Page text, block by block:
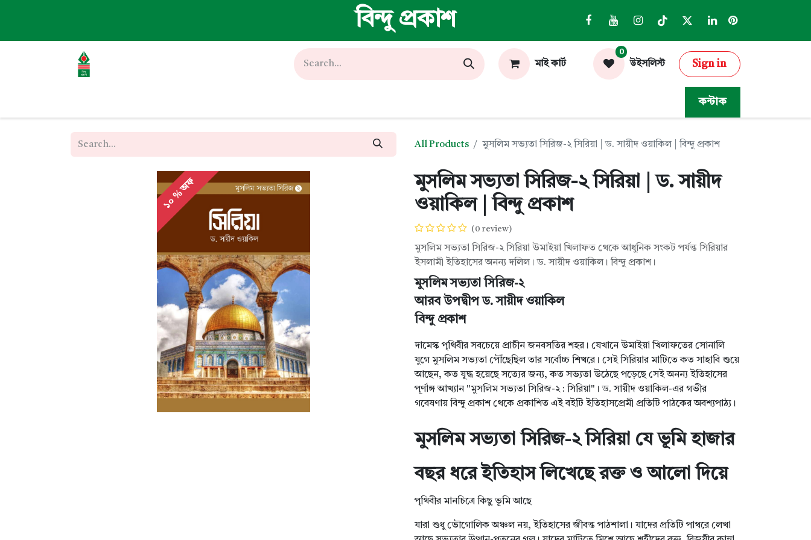
বিন্দু প্রকাশ
মাই কার্ট
0
উইসলিস্ট Sign in
কন্টাক
All Products মুসলিম সভ্যতা সিরিজ-২ সিরিয়া | ড. সায়ীদ ওয়াকিল | বিন্দু প্রকাশ
১০ % অফ
মুসলিম সভ্যতা সিরিজ-২ সিরিয়া | ড. সায়ীদ
ওয়াকিল | বিন্দু প্রকাশ
(0 review)
মুসলিম সভ্যতা সিরিজ-২ সিরিয়া উমাইয়া খিলাফত থেকে আধুনিক সংকট পর্যন্ত সিরিয়ার
ইসলামী ইতিহাসের অনন্য দলিল। ড. সায়ীদ ওয়াকিল। বিন্দু প্রকাশ।
মুসলিম সভ্যতা সিরিজ-২
আরব উপদ্বীপ ড. সায়ীদ ওয়াকিল
বিন্দু প্রকাশ
দামেস্ক পৃথিবীর সবচেয়ে প্রাচীন জনবসতির শহর। যেখানে উমাইয়া খিলাফতের সোনালি
যুগে মুসলিম সভ্যতা পৌঁছেছিল তার সর্বোচ্চ শিখরে। সেই সিরিয়ার মাটিতে কত সাহাবি শুয়ে
আছেন, কত যুদ্ধ হয়েছে সত্যের জন্য, কত সভ্যতা উঠেছে পড়েছে সেই অনন্য ইতিহাসের
পূর্ণাঙ্গ আখ্যান "মুসলিম সভ্যতা সিরিজ-২ : সিরিয়া"। ড. সায়ীদ ওয়াকিল-এর গভীর
গবেষণায় বিন্দু প্রকাশ থেকে প্রকাশিত এই বইটি ইতিহাসপ্রেমী প্রতিটি পাঠকের অবশ্যপাঠ্য।
মুসলিম সভ্যতা সিরিজ-২ সিরিয়া যে ভূমি হাজার
বছর ধরে ইতিহাস লিখেছে রক্ত ও আলো দিয়ে
পৃথিবীর মানচিত্রে কিছু ভূমি আছে
যারা শুধু ভৌগোলিক অঞ্চল নয়, ইতিহাসের জীবন্ত পাঠশালা। যাদের প্রতিটি পাথরে লেখা